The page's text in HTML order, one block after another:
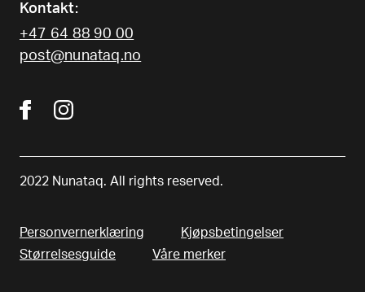
Kontakt:
+47 64 88 90 00
post@nunataq.no
2022 Nunataq. All rights reserved.
Personvernerklæring
Kjøpsbetingelser
Størrelsesguide
Våre merker